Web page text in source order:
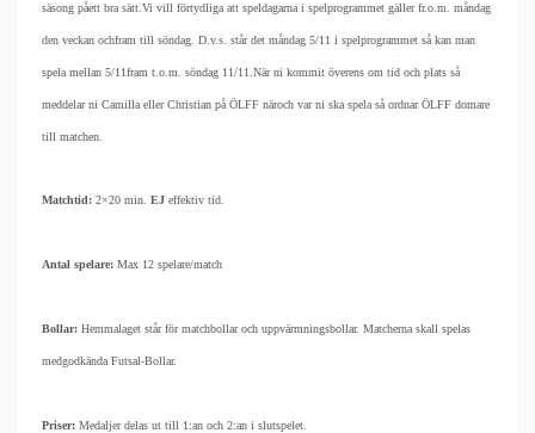
säsong påett bra sätt. Vi vill förtydliga att speldagarna i spelprogrammet gäller fr.o.m. måndag
den veckan ochfram till söndag. D.v.s. står det måndag 5/11 i spelprogrammet så kan man
spela mellan 5/11fram t.o.m. söndag 11/11. När ni kommit överens om tid och plats så
meddelar ni Camilla eller Christian på ÖLFF näroch var ni ska spela så ordnar ÖLFF domare
till matchen.
Matchtid: 2×20 min. EJ effektiv tid.
Antal spelare: Max 12 spelare/match
Bollar: Hemmalaget står för matchbollar och uppvärmningsbollar. Matcherna skall spelas
medgodkända Futsal-Bollar.
Priser: Medaljer delas ut till 1:an och 2:an i slutspelet.